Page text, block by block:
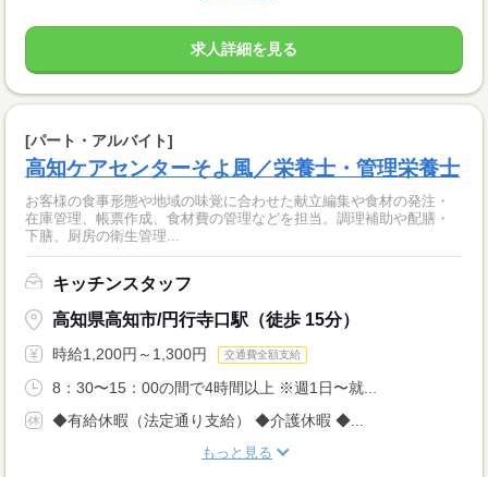
求人詳細を見る
[パート・アルバイト]
高知ケアセンターそよ風／栄養士・管理栄養士
お客様の食事形態や地域の味覚に合わせた献立編集や食材の発注・
在庫管理、帳票作成、食材費の管理などを担当。調理補助や配膳・
下膳、厨房の衛生管理...
キッチンスタッフ
高知県高知市/円行寺口駅（徒歩 15分）
時給1,200円～1,300円 交通費全額支給
8：30〜15：00の間で4時間以上 ※週1日〜就...
◆有給休暇（法定通り支給） ◆介護休暇 ◆...
もっと見る